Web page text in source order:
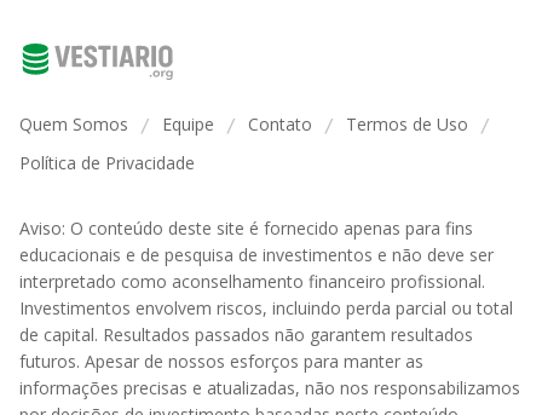
Quem Somos / Equipe / Contato / Termos de Uso /
Política de Privacidade
Aviso: O conteúdo deste site é fornecido apenas para fins
educacionais e de pesquisa de investimentos e não deve ser
interpretado como aconselhamento financeiro profissional.
Investimentos envolvem riscos, incluindo perda parcial ou total
de capital. Resultados passados não garantem resultados
futuros. Apesar de nossos esforços para manter as
informações precisas e atualizadas, não nos responsabilizamos